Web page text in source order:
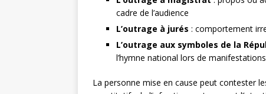
cadre de l’audience
L’outrage à jurés : comportement
L’outrage aux symboles de la
l’hymne national lors de
La personne mise en cause peut contester